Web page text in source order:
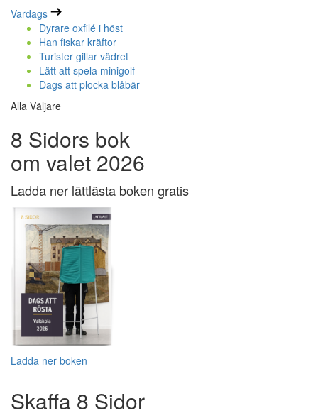
Vardags
Dyrare oxfilé i höst
Han fiskar kräftor
Turister gillar vädret
Lätt att spela minigolf
Dags att plocka blåbär
Alla Väljare
8 Sidors bok
om valet 2026
Ladda ner lättlästa boken gratis
Ladda ner boken
Skaffa 8 Sidor